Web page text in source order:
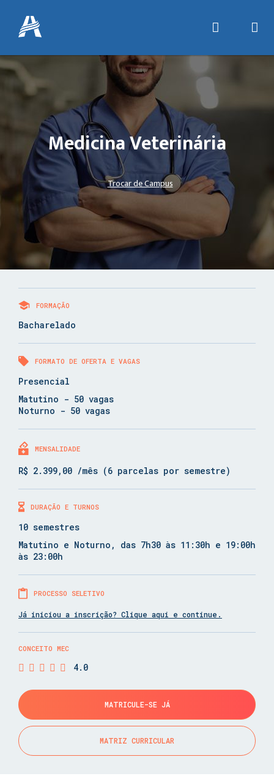
Medicina Veterinária
Trocar de Campus
FORMAÇÃO
Bacharelado
FORMATO DE OFERTA E VAGAS
Presencial
Matutino - 50 vagas
Noturno - 50 vagas
MENSALIDADE
R$ 2.399,00 /mês (6 parcelas por semestre)
DURAÇÃO E TURNOS
10 semestres
Matutino e Noturno, das 7h30 às 11:30h e 19:00h
às 23:00h
PROCESSO SELETIVO
Já iniciou a inscrição? Clique aqui e continue.
CONCEITO MEC
4.0
MATRICULE-SE JÁ
MATRIZ CURRICULAR